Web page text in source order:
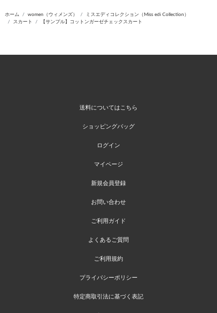
ホーム women（ウィメンズ）
ミスエディコレクション（Miss edi Collection）
スカート
【サンプル】コットンガーゼチェックスカート
送料についてはこちら
ショッピングバッグ
ログイン
マイページ
新規会員登録
お問い合わせ
ご利用ガイド
よくあるご質問
ご利用規約
プライバシーポリシー
特定商取引法に基づく表記